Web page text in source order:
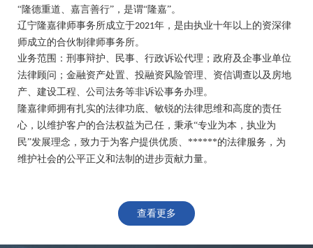
“隆德重道、嘉言善行”，是谓“隆嘉”。
辽宁隆嘉律师事务所成立于2021年，是由执业十年以上的资深律
师成立的合伙制律师事务所。
业务范围 ：刑事辩护、民事、行政诉讼代理；政府及企事业单位
法律顾问；金融资产处置、投融资风险管理、资信调查以及房地
产、建设工程、公司法务等非诉讼事务办理。
隆嘉律师拥有扎实的法律功底、敏锐的法律思维和高度的责任
心， 以维护客户的合法权益为己任，秉承“专业为本，执业为
民”发展理念，致力于为客户提供优质、******的法律服务 ，为
维护社会的公平正义和法制的进步贡献力量。
查看更多